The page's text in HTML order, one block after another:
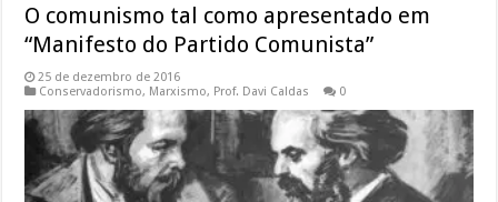
O comunismo tal como apresentado em
“Manifesto do Partido Comunista”
25 de dezembro de 2016
Conservadorismo, Marxismo, Prof. Davi Caldas 0